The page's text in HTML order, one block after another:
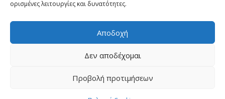
ορισμένες λειτουργίες και δυνατότητες.
Αποδοχή
Δεν αποδέχομαι
Προβολή προτιμήσεων
© Copyright pis.gr 2019 - Designed & Hosted by